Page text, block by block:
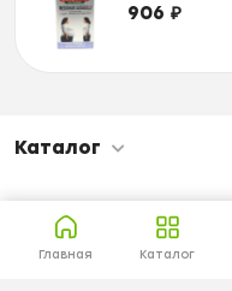
Главная Каталог
906 ₽
Каталог